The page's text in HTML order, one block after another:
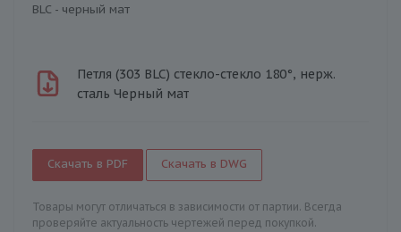
BLC - черный мат
Петля (303 BLC) стекло-стекло 180°, нерж.
сталь Черный мат
Скачать в PDF Скачать в DWG
Товары могут отличаться в зависимости от партии. Всегда
проверяйте актуальность чертежей перед покупкой.